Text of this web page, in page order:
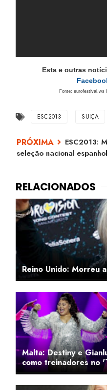
Esta e outras
Fonte: eurofestival.ws
ESC2013 SUIÇA
ESC2013:
seleção nacional
Reino Unido: Morreu
Malta: Destiny e
como treinadores no